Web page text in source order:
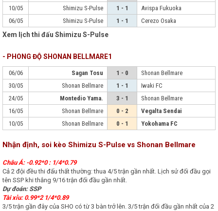
10/05
Shimizu S-Pulse 1 - 1
Avispa Fukuoka
06/05
Shimizu S-Pulse 1 - 1 Cerezo Osaka
Xem lịch thi đấu Shimizu S-Pulse
- PHONG ĐỘ SHONAN BELLMARE1
06/06 Sagan Tosu 1 - 0
Shonan Bellmare
30/05
Shonan Bellmare 1 - 1
Iwaki FC
24/05
Montedio Yama. 3 - 1
Shonan Bellmare
16/05
Shonan Bellmare 0 - 2
Vegalta Sendai
10/05
Shonan Bellmare 0 - 1 Yokohama FC
Nhận định, soi kèo Shimizu S-Pulse vs Shonan Bellmare
Châu Á: -0.92*0 : 1/4*0.79
Cả 2 đội đều thi đấu thất thường: thua 4/5 trận gần nhất. Lịch sử đối đầu gọi
tên SSP khi thắng 9/16 trận đối đầu gần nhất.
Dự đoán: SSP
Tài xỉu: 0.99*2 1/4*0.89
3/5 trận gần đây của SHO có từ 3 bàn trở lên. 3/5 trận đối đầu gần nhất của 2